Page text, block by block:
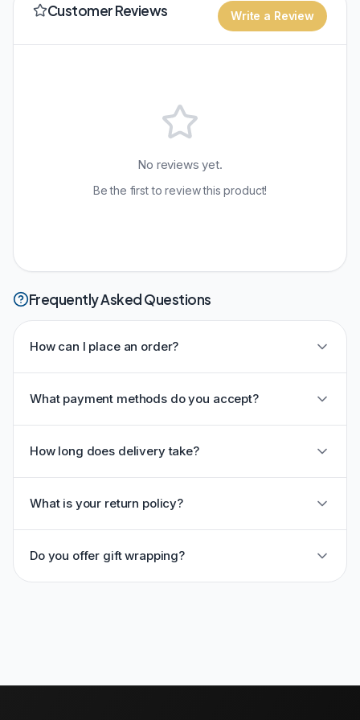
Customer Reviews Write a Review
No reviews yet.
Be the first to review this product!
Frequently Asked Questions
How can I place an order?
What payment methods do you accept?
How long does delivery take?
What is your return policy?
Do you offer gift wrapping?